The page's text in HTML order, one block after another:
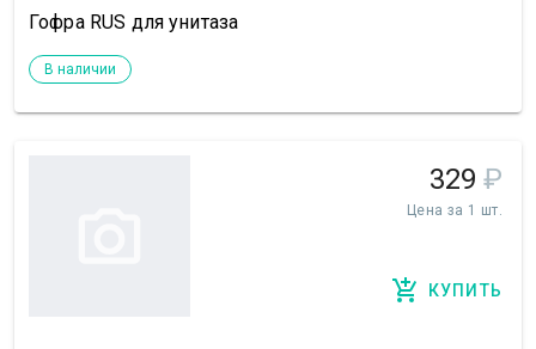
Гофра RUS для унитаза
В наличии
329 ₽
Цена за 1 шт.
КУПИТЬ